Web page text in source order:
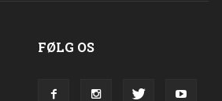
FØLG OS